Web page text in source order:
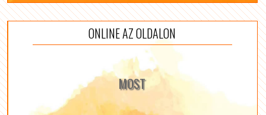
ONLINE AZ OLDALON
MOST